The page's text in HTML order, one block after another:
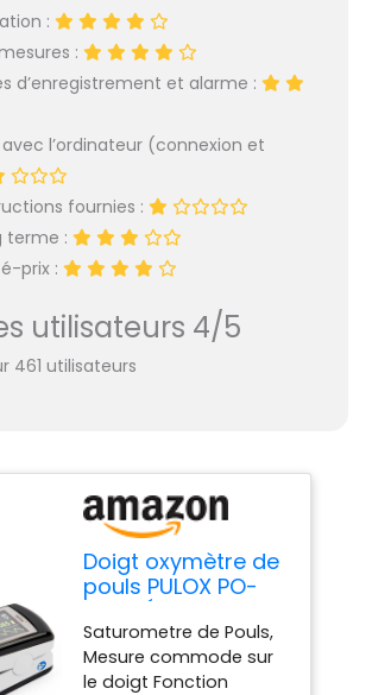
:
:
d’enregistrement et alarme :
l’ordinateur (connexion et
fournies :
terme :
prix :
utilisateurs 4/5
461 utilisateurs
Doigt oxymètre de
pouls PULOX PO-
couleur LCD,
alarme, signal
d'impulsion,
Saturometre de Pouls,
Mesure commode sur
le doigt Fonction